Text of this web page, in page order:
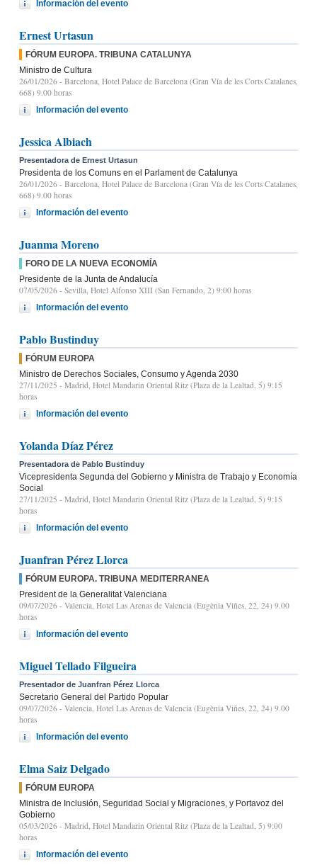
Información del evento
Ernest Urtasun
FÓRUM EUROPA. TRIBUNA CATALUNYA
Ministro de Cultura
26/01/2026 - Barcelona, Hotel Palace de Barcelona (Gran Vía de les Corts Catalanes,
668) 9.00 horas
Información del evento
Jessica Albiach
Presentadora de Ernest Urtasun
Presidenta de los Comuns en el Parlament de Catalunya
26/01/2026 - Barcelona, Hotel Palace de Barcelona (Gran Vía de les Corts Catalanes,
668) 9.00 horas
Información del evento
Juanma Moreno
FORO DE LA NUEVA ECONOMÍA
Presidente de la Junta de Andalucía
07/05/2026 - Sevilla, Hotel Alfonso XIII (San Fernando, 2) 9:00 horas
Información del evento
Pablo Bustinduy
FÓRUM EUROPA
Ministro de Derechos Sociales, Consumo y Agenda 2030
27/11/2025 - Madrid, Hotel Mandarin Oriental Ritz (Plaza de la Lealtad, 5) 9:15
horas
Información del evento
Yolanda Díaz Pérez
Presentadora de Pablo Bustinduy
Vicepresidenta Segunda del Gobierno y Ministra de Trabajo y Economía
Social
27/11/2025 - Madrid, Hotel Mandarin Oriental Ritz (Plaza de la Lealtad, 5) 9:15
horas
Información del evento
Juanfran Pérez Llorca
FÓRUM EUROPA. TRIBUNA MEDITERRANEA
President de la Generalitat Valenciana
09/07/2026 - Valencia, Hotel Las Arenas de Valencia (Eugènia Viñes, 22, 24) 9.00
horas
Información del evento
Miguel Tellado Filgueira
Presentador de Juanfran Pérez Llorca
Secretario General del Partido Popular
09/07/2026 - Valencia, Hotel Las Arenas de Valencia (Eugènia Viñes, 22, 24) 9.00
horas
Información del evento
Elma Saiz Delgado
FÓRUM EUROPA
Ministra de Inclusión, Seguridad Social y Migraciones, y Portavoz del
Gobierno
05/03/2026 - Madrid, Hotel Mandarin Oriental Ritz (Plaza de la Lealtad, 5) 9:00
horas
Información del evento